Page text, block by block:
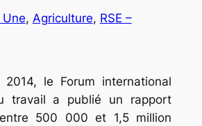
, Agriculture, RSE –
2014, le Forum international
travail a publié un rapport
500 000 et 1,5 million